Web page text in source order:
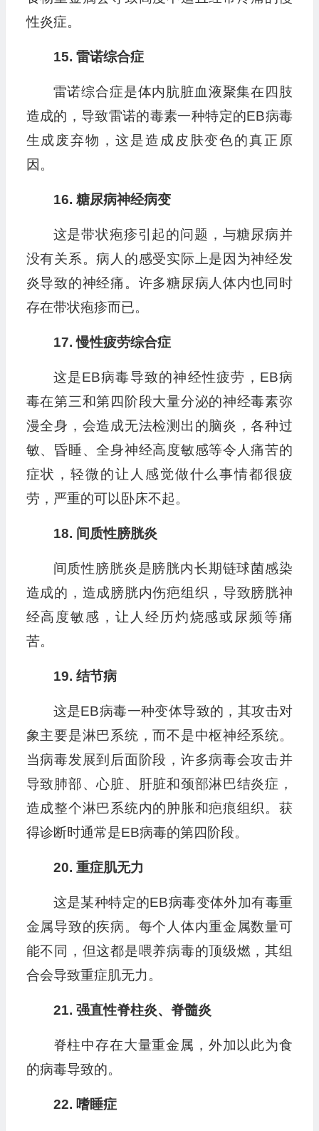
性炎症。
15. 雷诺综合症
雷诺综合症是体内肮脏血液聚集在四肢
造成的，导致雷诺的毒素一种特定的EB病毒
生成废弃物，这是造成皮肤变色的真正原
因。
16. 糖尿病神经病变
这是带状疱疹引起的问题，与糖尿病并
没有关系。病人的感受实际上是因为神经发
炎导致的神经痛。许多糖尿病人体内也同时
存在带状疱疹而已。
17. 慢性疲劳综合症
这是EB病毒导致的神经性疲劳，EB病
毒在第三和第四阶段大量分泌的神经毒素弥
漫全身，会造成无法检测出的脑炎，各种过
敏、昏睡、全身神经高度敏感等令人痛苦的
症状，轻微的让人感觉做什么事情都很疲
劳，严重的可以卧床不起。
18. 间质性膀胱炎
间质性膀胱炎是膀胱内长期链球菌感染
造成的，造成膀胱内伤疤组织，导致膀胱神
经高度敏感，让人经历灼烧感或尿频等痛
苦。
19. 结节病
这是EB病毒一种变体导致的，其攻击对
象主要是淋巴系统，而不是中枢神经系统。
当病毒发展到后面阶段，许多病毒会攻击并
导致肺部、心脏、肝脏和颈部淋巴结炎症，
造成整个淋巴系统内的肿胀和疤痕组织。获
得诊断时通常是EB病毒的第四阶段。
20. 重症肌无力
这是某种特定的EB病毒变体外加有毒重
金属导致的疾病。每个人体内重金属数量可
能不同，但这都是喂养病毒的顶级燃，其组
合会导致重症肌无力。
21. 强直性脊柱炎、脊髓炎
脊柱中存在大量重金属，外加以此为食
的病毒导致的。
22. 嗜睡症